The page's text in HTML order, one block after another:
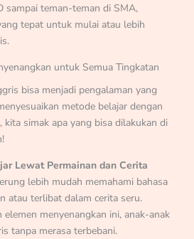
sampai teman-teman di SMA,
tepat untuk mulai atau lebih
untuk Semua Tingkatan
bisa menjadi pengalaman yang
metode belajar dengan
kita simak apa yang bisa dilakukan di
Lewat Permainan dan Cerita
lebih mudah memahami bahasa
atau terlibat dalam cerita seru.
menyenangkan ini, anak-anak
tanpa merasa terbebani.